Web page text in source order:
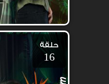
حلقة
16